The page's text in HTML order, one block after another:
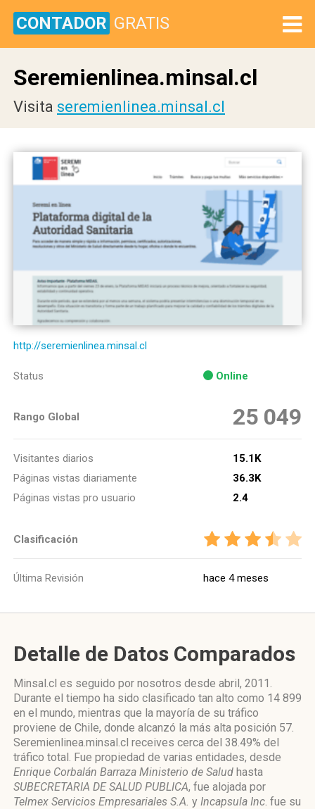
CONTADOR GRATIS
Seremienlinea.minsal.cl
Visita seremienlinea.minsal.cl
http://seremienlinea.minsal.cl
Status Online
Rango Global 25 049
Visitantes diarios
15.1K
Páginas vistas diariamente
36.3K
Páginas vistas pro usuario
2.4
Clasificación
Última Revisión hace 4 meses
Detalle de Datos Comparados
Minsal.cl es seguido por nosotros desde abril, 2011.
Durante el tiempo ha sido clasificado tan alto como 14 899
en el mundo, mientras que la mayoría de su tráfico
proviene de Chile, donde alcanzó la más alta posición 57.
Seremienlinea.minsal.cl receives cerca del 38.49% del
tráfico total. Fue propiedad de varias entidades, desde
Enrique Corbalán Barraza Ministerio de Salud hasta
SUBECRETARIA DE SALUD PUBLICA, fue alojada por
Telmex Servicios Empresariales S.A. y Incapsula Inc. fue su